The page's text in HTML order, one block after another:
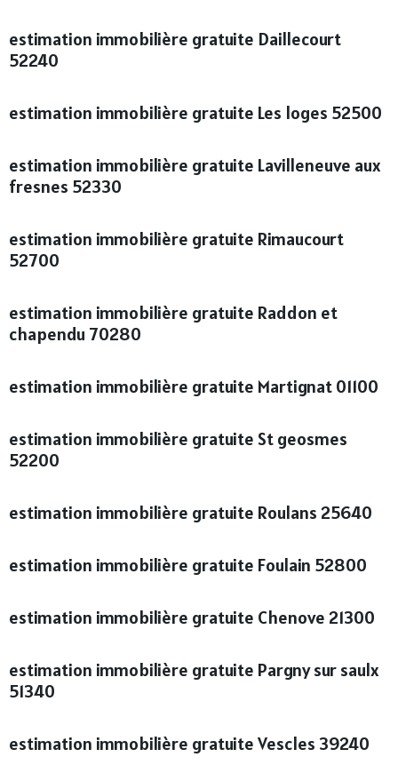
estimation immobilière gratuite Daillecourt
52240
estimation immobilière gratuite Les loges 52500
estimation immobilière gratuite Lavilleneuve aux
fresnes 52330
estimation immobilière gratuite Rimaucourt
52700
estimation immobilière gratuite Raddon et
chapendu 70280
estimation immobilière gratuite Martignat 01100
estimation immobilière gratuite St geosmes
52200
estimation immobilière gratuite Roulans 25640
estimation immobilière gratuite Foulain 52800
estimation immobilière gratuite Chenove 21300
estimation immobilière gratuite Pargny sur saulx
51340
estimation immobilière gratuite Vescles 39240